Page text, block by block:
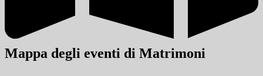
Mappa degli eventi di Matrimoni